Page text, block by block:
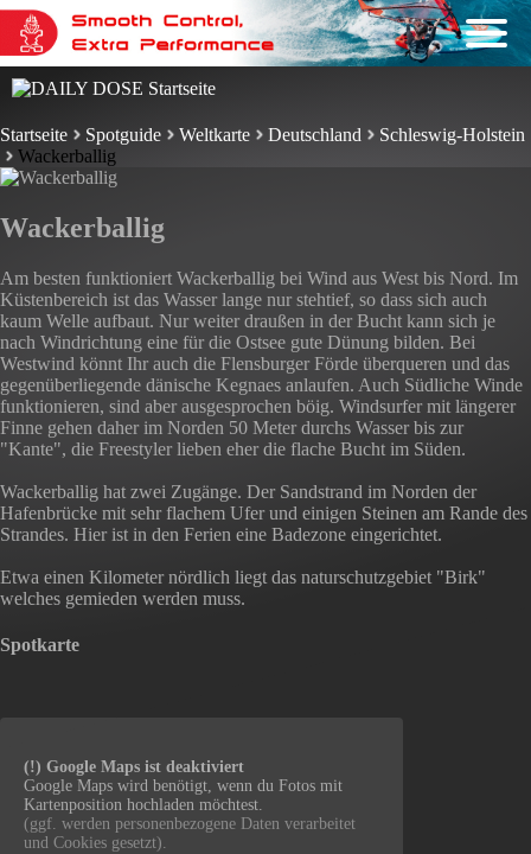
Startseite Spotguide Weltkarte Deutschland
Schleswig-Holstein
Wackerballig
Wackerballig
Am besten funktioniert Wackerballig bei Wind aus West bis Nord. Im
Küstenbereich ist das Wasser lange nur stehtief, so dass sich auch
kaum Welle aufbaut. Nur weiter draußen in der Bucht kann sich je
nach Windrichtung eine für die Ostsee gute Dünung bilden. Bei
Westwind könnt Ihr auch die Flensburger Förde überqueren und das
gegenüberliegende dänische Kegnaes anlaufen. Auch Südliche Winde
funktionieren, sind aber ausgesprochen böig. Windsurfer mit längerer
Finne gehen daher im Norden 50 Meter durchs Wasser bis zur
"Kante", die Freestyler lieben eher die flache Bucht im Süden.
Wackerballig hat zwei Zugänge. Der Sandstrand im Norden der
Hafenbrücke mit sehr flachem Ufer und einigen Steinen am Rande des
Strandes. Hier ist in den Ferien eine Badezone eingerichtet.
Etwa einen Kilometer nördlich liegt das naturschutzgebiet "Birk"
welches gemieden werden muss.
Spotkarte
(!) Google Maps ist deaktiviert
Google Maps wird benötigt, wenn du Fotos mit
Kartenposition hochladen möchtest.
(ggf. werden personen­bezogene Daten verarbeitet
und Cookies gesetzt).